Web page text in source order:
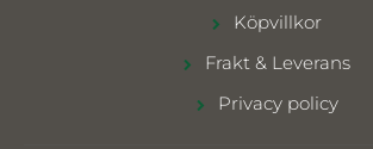
Köpvillkor
Frakt & Leverans
Privacy policy